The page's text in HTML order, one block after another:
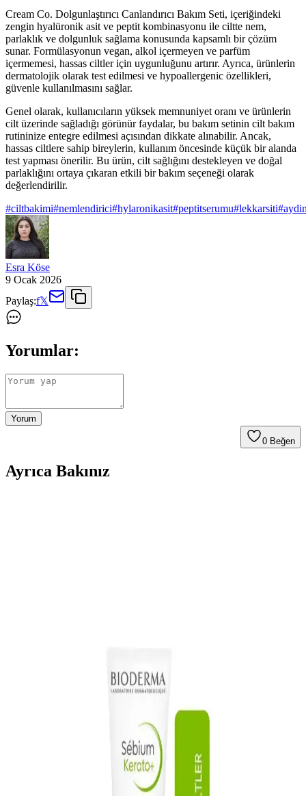
Cream Co. Dolgunlaştırıcı Canlandırıcı Bakım Seti, içeriğindeki
zengin hyalüronik asit ve peptit kombinasyonu ile ciltte nem,
parlaklık ve dolgunluk sağlama konusunda kapsamlı bir çözüm
sunar. Formülasyonun vegan, alkol içermeyen ve parfüm
içermemesi, hassas ciltler için uygunluğunu artırır. Ayrıca, ürünlerin
dermatolojik olarak test edilmesi ve hypoallergenic özellikleri,
güvenle kullanılmasını sağlar.
Genel olarak, kullanıcıların yüksek memnuniyet oranı ve ürünlerin
cilt üzerinde sağladığı görünür faydalar, bu bakım setinin cilt bakım
rutininize entegre edilmesi açısından dikkate alınabilir. Ancak,
hassas ciltlere sahip bireylerin, kullanım öncesinde küçük bir alanda
test yapması önerilir. Bu ürün, cilt sağlığını destekleyen ve doğal
parlaklığını ortaya çıkaran etkili bir bakım seçeneği olarak
değerlendirilir.
#ciltbakimi#nemlendirici#hylaronikasit#peptitserumu#lekkarsiti#
Esra Köse
9 Ocak 2026
Paylaş:f𝕏
Yorumlar:
Yorum
0 Beğen
Ayrıca Bakınız
bakım önerileriyle cilt sağlığını koruma ve akne oluşumunu azaltma
Alerji Kremleri ve Bepanthol Benzeri Ürünler: Cilt
Rahatsızlıklarına Çözüm Arayışları
Alerji kremleri, cilt tahrişi ve kızarıklığı hafifletir, Bepanthol gibi
ürünler cilt onarımını destekler, kullanımı ve dikkat edilmesi